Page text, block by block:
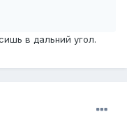
в дальний угол.